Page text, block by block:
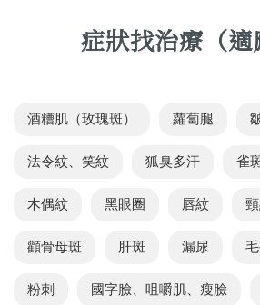
症狀找治療（適
酒糟肌（玫瑰斑） 蘿蔔腿
法令紋、笑紋 狐臭多汗 雀
木偶紋 黑眼圈 唇紋
顴骨母斑 肝斑 漏尿
粉刺 國字臉、咀嚼肌、瘦臉